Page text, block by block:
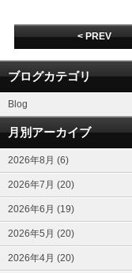
< PREV
ブログカテゴリ
Blog
月別アーカイブ
2026年8月 (6)
2026年7月 (20)
2026年6月 (19)
2026年5月 (20)
2026年4月 (20)